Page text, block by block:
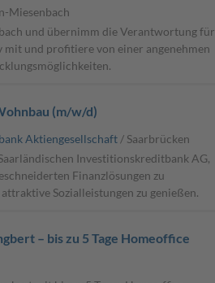
Miesenbach
und übernimm die Verantwortung für
mit und profitiere von einer angenehmen
(m/w/d)
Aktiengesellschaft / Saarbrücken
Investitionskreditbank AG,
Finanzlösungen zu
Sozialleistungen zu genießen.
– bis zu 5 Tage Homeoffice